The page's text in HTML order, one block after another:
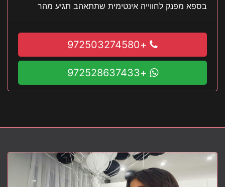
בספא מפנק לחווייה אינטימית שתתאהב תגיע מהר
+972503274580
+972528637433